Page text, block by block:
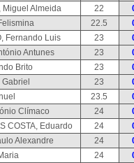
Miguel Almeida 22
22.5
Fernando Luis 23
Antunes 23
Brito 23
Gabriel 23
23.5
Clímaco 24
COSTA, Eduardo 24
Alexandre 24
24